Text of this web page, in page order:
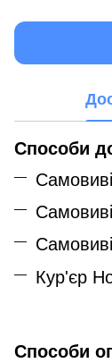
Способи
Кур'єр
Способи